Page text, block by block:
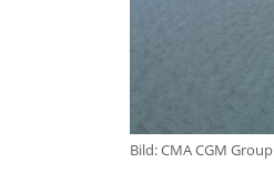
Bild: CMA CGM Group